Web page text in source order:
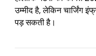
उम्मीद है, लेकिन चार्जिंग
पड़ सकती है।